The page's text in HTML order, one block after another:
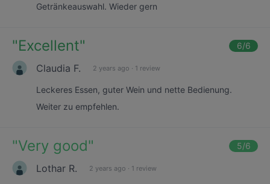
Getränkeauswahl. Wieder gern
"Excellent" 6/6
Claudia F. 2 years ago · 1 review
Leckeres Essen, guter Wein und nette Bedienung.
Weiter zu empfehlen.
"Very good" 5/6
Lothar R. 2 years ago · 1 review